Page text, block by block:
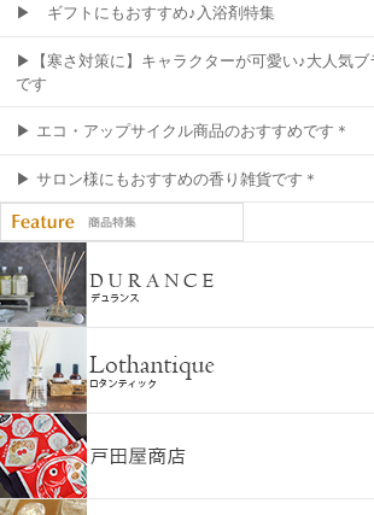
▶ ギフトにもおすすめ♪入浴剤特集
▶【寒さ対策に】キャラクターが可愛い♪大人気ブ
です
▶ エコ・アップサイクル商品のおすすめです＊
▶ サロン様にもおすすめの香り雑貨です＊